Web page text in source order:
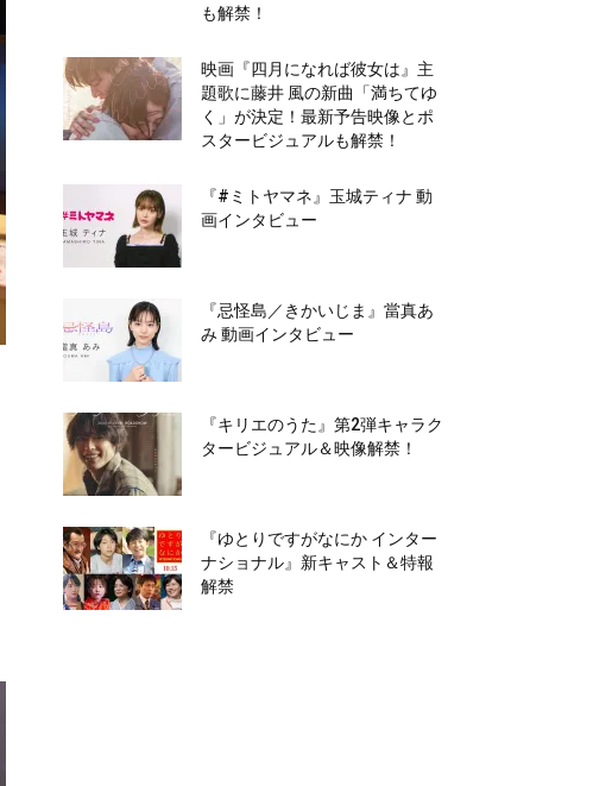
も解禁！
映画『四月になれば彼女は』主
題歌に藤井 風の新曲「満ちてゆ
く」が決定！最新予告映像とポ
スタービジュアルも解禁！
『#ミトヤマネ』玉城ティナ 動
画インタビュー
『忌怪島／きかいじま』當真あ
み 動画インタビュー
『キリエのうた』第2弾キャラク
タービジュアル＆映像解禁！
『ゆとりですがなにか インター
ナショナル』新キャスト＆特報
解禁